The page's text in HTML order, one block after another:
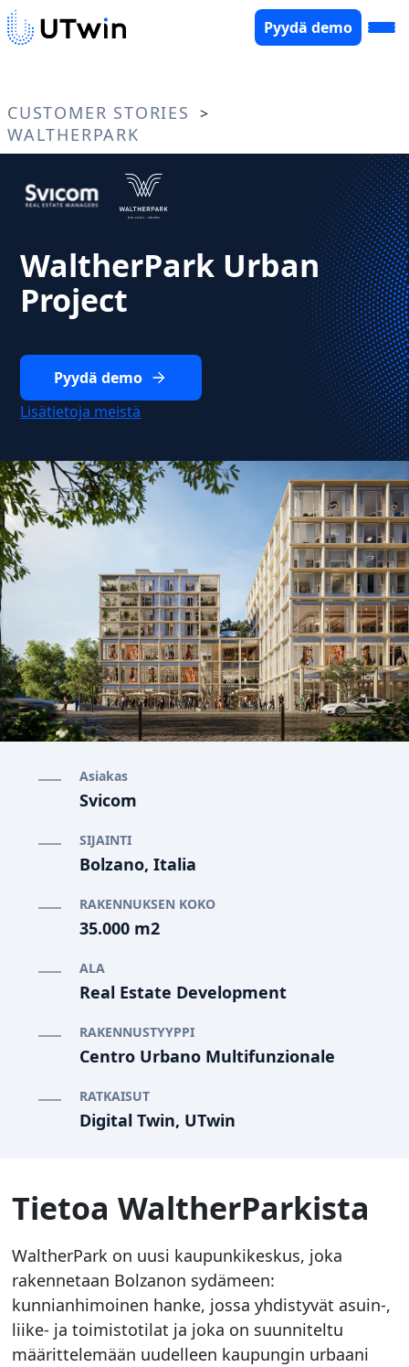
Pyydä demo
CUSTOMER STORIES >
WALTHERPARK
WaltherPark Urban
Project
Pyydä demo
Lisätietoja meistä
Tietoa WaltherParkista
WaltherPark on uusi kaupunkikeskus, joka
rakennetaan Bolzanon sydämeen:
kunnianhimoinen hanke, jossa yhdistyvät asuin-,
liike- ja toimistotilat ja joka on suunniteltu
määrittelemään uudelleen kaupungin urbaani
Asiakas
Svicom
SIJAINTI
Bolzano, Italia
RAKENNUKSEN KOKO
35.000 m2
ALA
Real Estate Development
RAKENNUSTYYPPI
Centro Urbano Multifunzionale
RATKAISUT
Digital Twin, UTwin